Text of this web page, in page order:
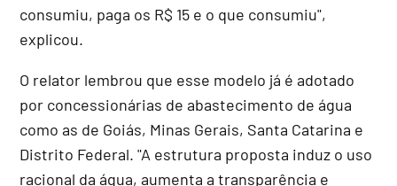
consumiu, paga os R$ 15 e o que consumiu",
explicou.
O relator lembrou que esse modelo já é adotado
por concessionárias de abastecimento de água
como as de Goiás, Minas Gerais, Santa Catarina e
Distrito Federal. "A estrutura proposta induz o uso
racional da água, aumenta a transparência e